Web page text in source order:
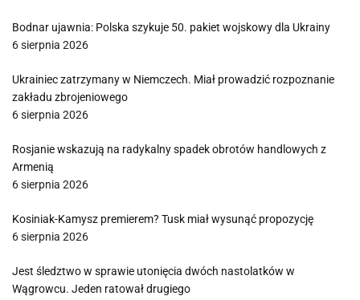
Bodnar ujawnia: Polska szykuje 50. pakiet wojskowy dla Ukrainy
6 sierpnia 2026
Ukrainiec zatrzymany w Niemczech. Miał prowadzić rozpoznanie
zakładu zbrojeniowego
6 sierpnia 2026
Rosjanie wskazują na radykalny spadek obrotów handlowych z
Armenią
6 sierpnia 2026
Kosiniak-Kamysz premierem? Tusk miał wysunąć propozycję
6 sierpnia 2026
Jest śledztwo w sprawie utonięcia dwóch nastolatków w
Wągrowcu. Jeden ratował drugiego